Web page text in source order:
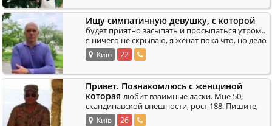
Ищу симпатичную девушку, с которой
будет приятно засыпать и просыпаться утром..
я ничего не скрываю, я женат пока что, но дело
идет к разводу...
Київ 22
Привет. Познакомлюсь с женщиной
которая любит взаимные ласки. Мне 50,
скандинавской внешности, рост 188. Пишите,
звоните, договоримся. Эл.
Київ 26